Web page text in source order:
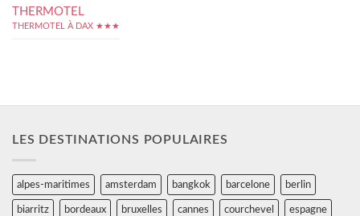
THERMOTEL
THERMOTEL À DAX ★★★
LES DESTINATIONS POPULAIRES
alpes-maritimes amsterdam bangkok barcelone berlin
biarritz bordeaux bruxelles cannes courchevel espagne